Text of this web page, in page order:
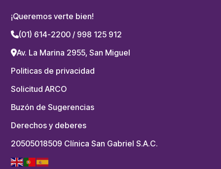
¡Queremos verte bien!
(01) 614-2200 / 998 125 912
Av. La Marina 2955, San Miguel
Politicas de privacidad
Solicitud ARCO
Buzón de Sugerencias
Derechos y deberes
20505018509 Clínica San Gabriel S.A.C.